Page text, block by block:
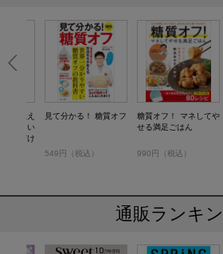
ら教え
正しい
るだけ
見て分かる！ 糖質オフ
549円（税込）
糖質オフ！ マネしてや
せる満足ごはん
990円（税込）
通販ランキ